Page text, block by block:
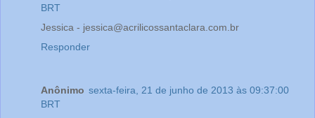
BRT
Jessica - jessica@acrilicossantaclara.com.br
Responder
Anônimo sexta-feira, 21 de junho de 2013 às 09:37:00
BRT